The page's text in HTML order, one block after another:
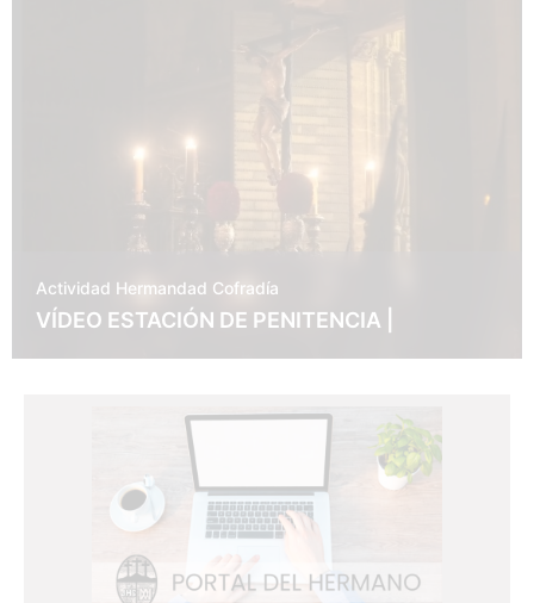
Actividad Hermandad Cofradía
VÍDEO ESTACIÓN DE PENITENCIA |